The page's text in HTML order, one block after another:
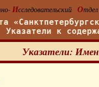
Исследовательский Отдел
Указатели к
Указатели: